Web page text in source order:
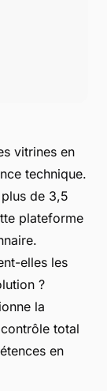
vitrines en
technique.
de 3,5
plateforme
elles les
?
la
total
en